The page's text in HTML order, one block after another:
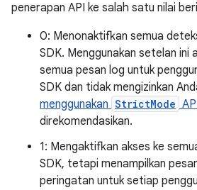
penerapan API ke salah satu nilai
0: Menonaktifkan semua
SDK. Menggunakan setelan ini
semua pesan log untuk
SDK dan tidak mengizinkan
menggunakan StrictMode
direkomendasikan.
1: Mengaktifkan akses ke
SDK, tetapi menampilkan
peringatan untuk setiap